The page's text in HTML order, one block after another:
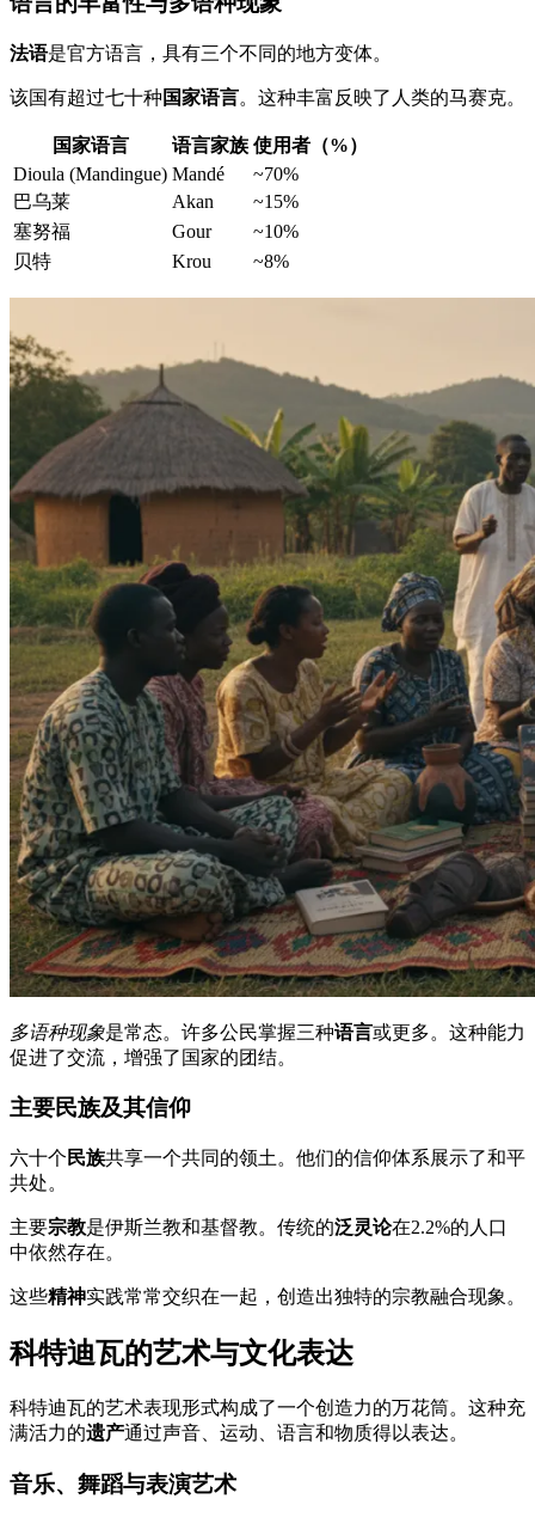
法语是官方语言，具有三个不同的地方变体。
该国有超过七十种 国家语言。这种丰富反映了人类的马赛克。
国家语言 语言家族 使用者（%）
Dioula (Mandingue) Mandé
~70%
巴乌莱
Akan
~15%
塞努福
Gour
~10%
贝特
Krou ~8%
多语种现象是常态。许多公民掌握三种语言或更多。这种能力
促进了交流，增强了国家的团结。
主要民族及其信仰
六十个 民族共享一个共同的领土。他们的信仰体系展示了和平
共处。
主要宗教是伊斯兰教和基督教。传统的泛灵论在2.2%的人口
中依然存在。
这些精神实践常常交织在一起，创造出独特的宗教融合现象。
科特迪瓦的艺术与文化表达
科特迪瓦的艺术表现形式构成了一个创造力的万花筒。这种充
满活力的遗产通过声音、运动、语言和物质得以表达。
音乐、舞蹈与表演艺术